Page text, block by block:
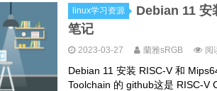
linux学习资源
Debian 11 安
笔记
2023-03-27 蘭雅sRGB 阅
Debian 11 安装 RISC-V 和
Toolchain 的 github这是 RISC-V C